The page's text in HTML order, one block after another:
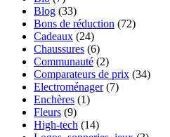
Blog (33)
Bons de réduction (72)
Cadeaux (24)
Chaussures (6)
Communauté (2)
Comparateurs de prix (34)
Electroménager(7)
Enchères (1)
Fleurs (9)
High-tech (14)